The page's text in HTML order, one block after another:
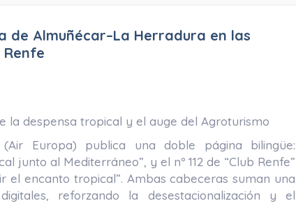
de Almuñécar–La Herradura en las
la despensa tropical y el auge del Agroturismo
Europa) publica una doble página bilingüe:
junto al Mediterráneo”, y el nº 112 de “Club Renfe”
el encanto tropical”. Ambas cabeceras suman una
reforzando la desestacionalización y el